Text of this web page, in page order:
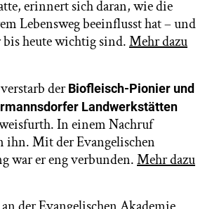
erinnert sich daran, wie die
Lebensweg beeinflusst hat – und
heute wichtig sind.Mehr dazu
derBiofleisch-Pionier und
Landwerkstätten
In einem Nachruf
ihn. Mit der Evangelischen
war er eng verbunden.Mehr dazu